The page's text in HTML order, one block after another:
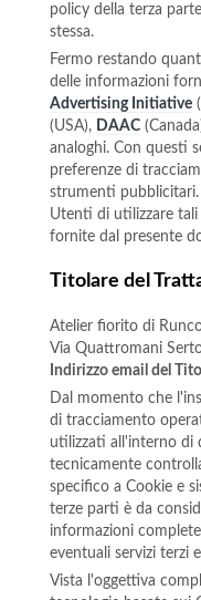
policy della terza
stessa.
Fermo restando
delle informazioni
Advertising Initiative
(USA), DAAC
analoghi. Con questi
preferenze di
strumenti pubblicitari.
Utenti di utilizzare tali
fornite dal presente
Titolare del
Atelier fiorito di
Via Quattromani
Indirizzo email del
Dal momento che
di tracciamento
utilizzati all'interno di
tecnicamente
specifico a Cookie e
terze parti è da
informazioni
eventuali servizi terzi
Vista l'oggettiva